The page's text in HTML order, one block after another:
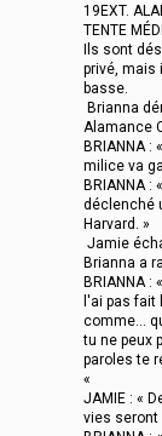
19EXT.
TENTE
Ils sont
privé, mais
basse.
Brianna
Alamance
BRIANNA
milice va
BRIANNA
déclenché
Harvard. »
Jamie
Brianna a
BRIANNA :
l'ai pas fait
comme...
tu ne peux
paroles te
«
JAMIE : «
vies seront